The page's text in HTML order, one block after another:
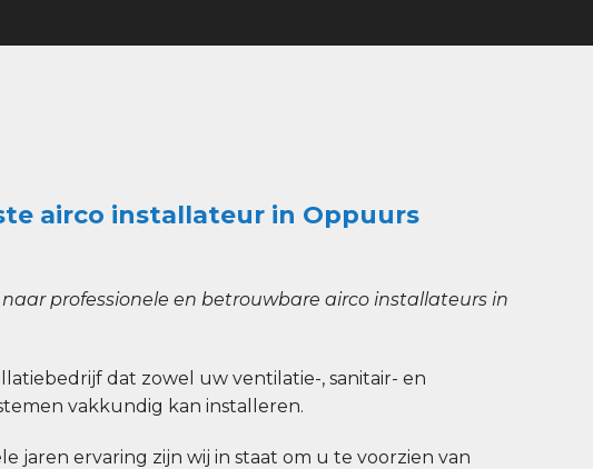
airco installateur in Oppuurs
professionele en betrouwbare airco installateurs in
dat zowel uw ventilatie-, sanitair- en
vakkundig kan installeren.
jaren ervaring zijn wij in staat om u te voorzien van